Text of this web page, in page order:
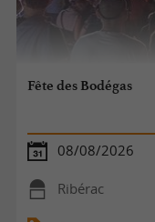
Fête des Bodégas
08/08/2026
Ribérac